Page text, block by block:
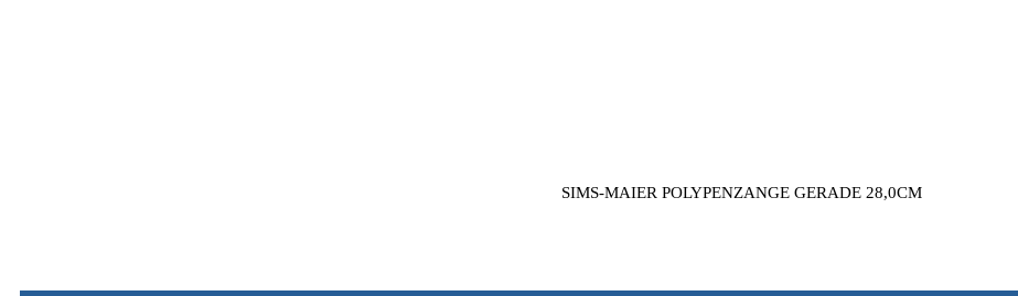
SIMS-MAIER POLYPENZANGE GERADE 28,0CM